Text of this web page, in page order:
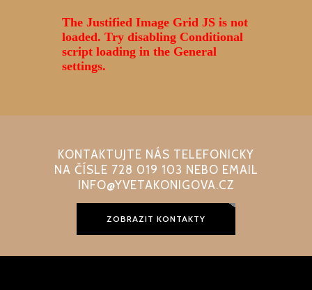
The Justified Image Grid JS is not
loaded. Try disabling Conditional
script loading in the General
settings.
KONTAKTUJTE NÁS TELEFONICKY
NA ČÍSLE 728 019 103 NEBO EMAIL
INFO@YVETAKONIGOVA.CZ
ZOBRAZIT KONTAKTY